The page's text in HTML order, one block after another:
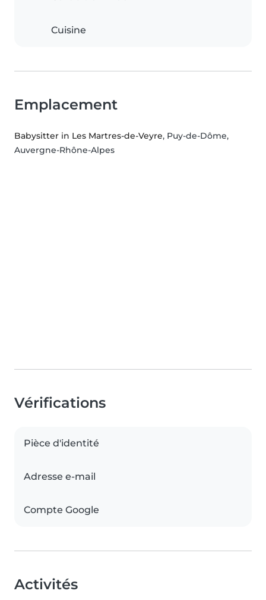
Cuisine
Emplacement
Babysitter in Les Martres-de-Veyre, Puy-de-Dôme,
Auvergne-Rhône-Alpes
Vérifications
Pièce d'identité
Adresse e-mail
Compte Google
Activités